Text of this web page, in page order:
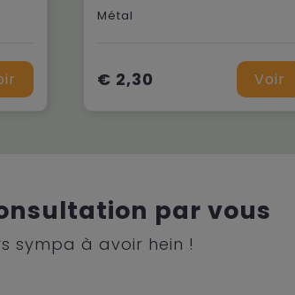
Métal
€ 2,30 Voir
par vous
sympa à avoir hein !